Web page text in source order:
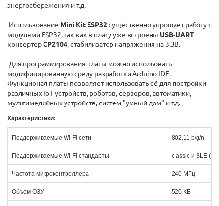
энергосбережения и т.д.
Использование Mini Kit ESP32существенно упрощает работу с
модулями ESP32, так как в плату уже встроены USB-UART
конвертерCP2104, стабилизатор напряжения на 3.3В.
Для программирования платы можно испольовать
модифицированную среду разработки Arduino IDE.
Функционал платы позволяет использовать её для постройки
различных IoT устройств, роботов, серверов, автоматики,
мультимедийных устройств, систем "умный дом" и т.д.
Характеристики:
Поддерживаемые Wi-Fi сети 802.11 b/g/n
Поддерживаемые Wi-Fi стандарты classic и BLE
Частота микроконтроллера 240 МГц
Объем ОЗУ 520 КБ